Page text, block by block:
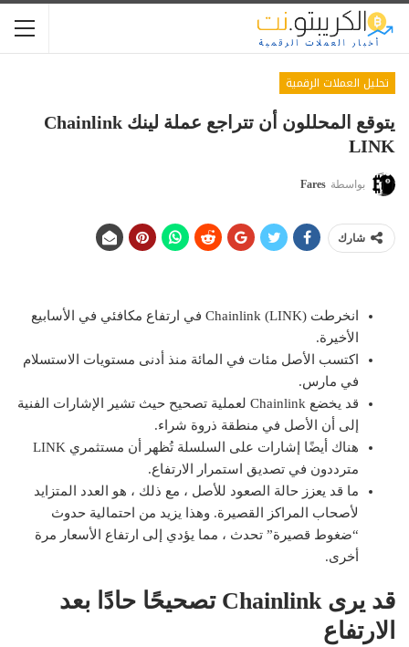
تحليل العملات الرقمية
يتوقع المحللون أن تتراجع عملة لينك Chainlink
LINK
بواسطة Fares
شارك
انخرطت Chainlink (LINK) في ارتفاع مكافئي في الأسابيع
الأخيرة.
اكتسب الأصل مئات في المائة منذ أدنى مستويات الاستسلام
في مارس.
قد يخضع Chainlink لعملية تصحيح حيث تشير الإشارات الفنية
إلى أن الأصل في منطقة ذروة شراء.
هناك أيضًا إشارات على السلسلة تُظهر أن مستثمري LINK
مترددون في تصديق استمرار الارتفاع.
ما قد يعزز حالة الصعود للأصل ، مع ذلك ، هو العدد المتزايد
لأصحاب المراكز القصيرة. وهذا يزيد من احتمالية حدوث
“ضغوط قصيرة” تحدث ، مما يؤدي إلى ارتفاع الأسعار مرة
أخرى.
قد يرى Chainlink تصحيحًا حادًا بعد
الارتفاع